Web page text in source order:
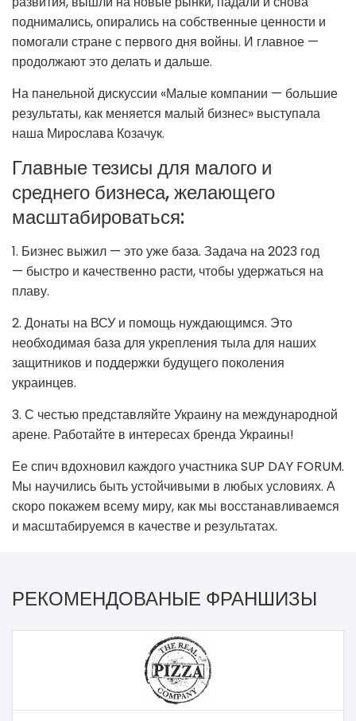
поднимались, опирались на собственные ценности и
помогали стране с первого дня войны. И главное —
продолжают это делать и дальше.
На панельной дискуссии «Малые компании — большие
результаты, как меняется малый бизнес» выступала
наша Мирослава Козачук.
Главные тезисы для малого и
среднего бизнеса, желающего
масштабироваться:
1. Бизнес выжил — это уже база. Задача на 2023 год
— быстро и качественно расти, чтобы удержаться на
плаву.
2. Донаты на ВСУ и помощь нуждающимся. Это
необходимая база для укрепления тыла для наших
защитников и поддержки будущего поколения
украинцев.
3. С честью представляйте Украину на международной
арене. Работайте в интересах бренда Украины!
Ее спич вдохновил каждого участника SUP DAY FORUM.
Мы научились быть устойчивыми в любых условиях. А
скоро покажем всему миру, как мы восстанавливаемся
и масштабируемся в качестве и результатах.
РЕКОМЕНДОВАНЫЕ ФРАНШИЗЫ